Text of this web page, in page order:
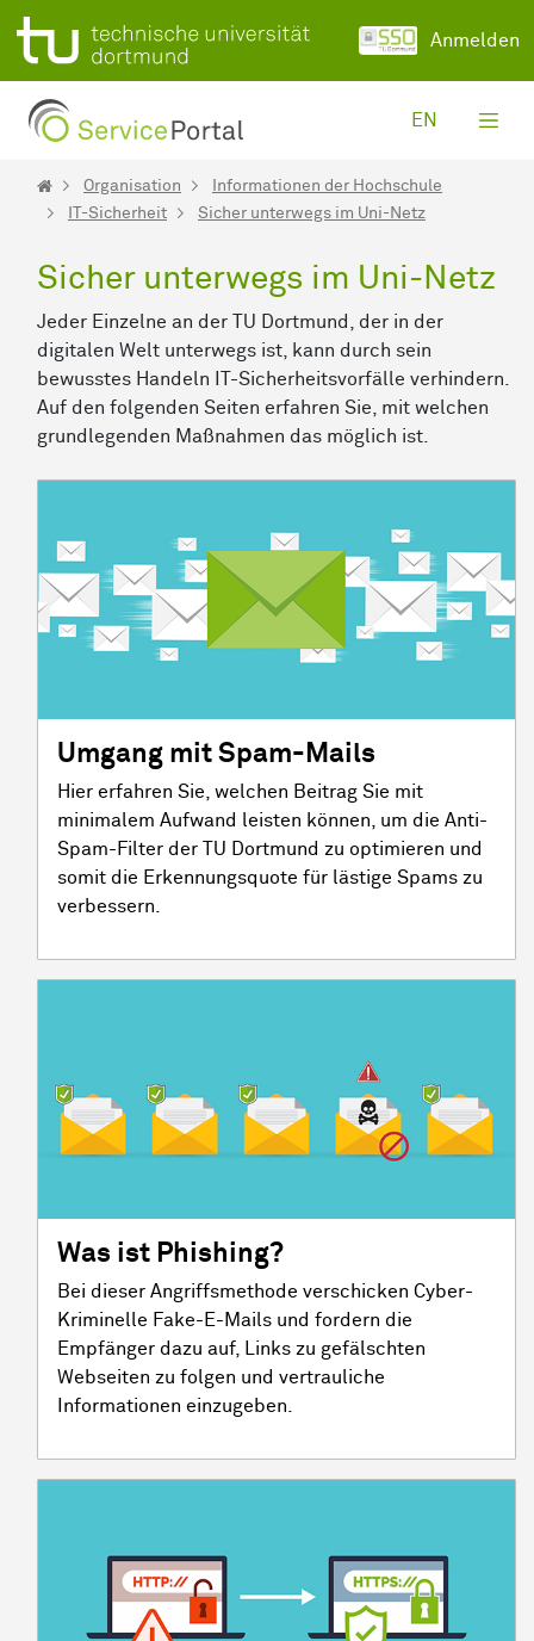
Zum Hauptinhalt springen
Anmelden
EN
Organisation
Informationen der Hochschule
IT-Sicherheit
Sicher unterwegs im Uni-Netz
Sicher unterwegs im Uni-Netz
Jeder Einzelne an der TU Dortmund, der in der
digitalen Welt unterwegs ist, kann durch sein
bewusstes Handeln IT-Sicherheitsvorfälle verhindern.
Auf den folgenden Seiten erfahren Sie, mit welchen
grundlegenden Maßnahmen das möglich ist.
Umgang mit Spam-Mails
Hier erfahren Sie, welchen Beitrag Sie mit
minimalem Aufwand leisten können, um die Anti-
Spam-Filter der TU Dortmund zu optimieren und
somit die Erkennungsquote für lästige Spams zu
verbessern.
Was ist Phishing?
Bei dieser Angriffsmethode verschicken Cyber-
Kriminelle Fake-E-Mails und fordern die
Empfänger dazu auf, Links zu gefälschten
Webseiten zu folgen und vertrauliche
Informationen einzugeben.